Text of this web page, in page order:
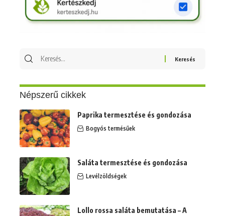
Keresés
Népszerű cikkek
Paprika termesztése és gondozása
Bogyós termésűek
Saláta termesztése és gondozása
Levélzöldségek
Lollo rossa saláta bemutatása – A